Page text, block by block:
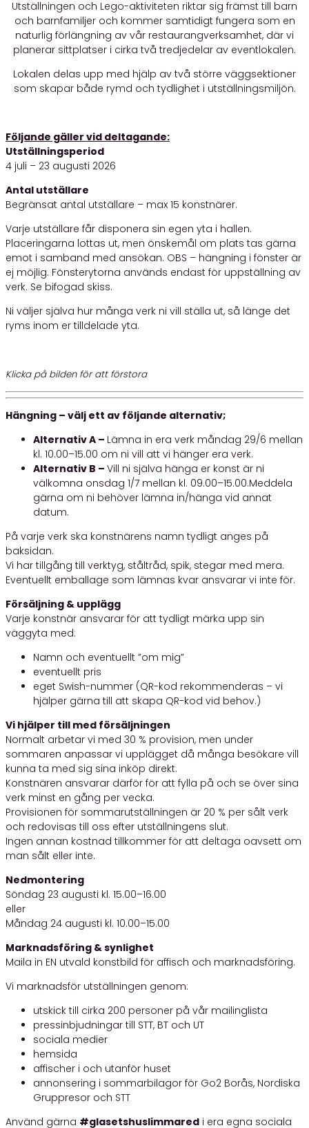
Utställningen och Lego-aktiviteten riktar sig främst till barn
och barnfamiljer och kommer samtidigt fungera som en
naturlig förlängning av vår restaurangverksamhet, där vi
planerar sittplatser i cirka två tredjedelar av eventlokalen.
Lokalen delas upp med hjälp av två större väggsektioner
som skapar både rymd och tydlighet i utställningsmiljön.
Följande gäller vid deltagande:
Utställningsperiod
4 juli – 23 augusti 2026
Antal utställare
Begränsat antal utställare – max 15 konstnärer.
Varje utställare får disponera sin egen yta i hallen.
Placeringarna lottas ut, men önskemål om plats tas gärna
emot i samband med ansökan. OBS – hängning i fönster är
ej möjlig. Fönsterytorna används endast för uppställning av
verk. Se bifogad skiss.
Ni väljer själva hur många verk ni vill ställa ut, så länge det
ryms inom er tilldelade yta.
Klicka på bilden för att förstora
Hängning – välj ett av följande alternativ;
Alternativ A – Lämna in era verk måndag 29/6 mellan
kl. 10.00–15.00 om ni vill att vi hänger era verk.
Alternativ B – Vill ni själva hänga er konst är ni
välkomna onsdag 1/7 mellan kl. 09.00–15.00.Meddela
gärna om ni behöver lämna in/hänga vid annat
datum.
På varje verk ska konstnärens namn tydligt anges på
baksidan.
Vi har tillgång till verktyg, ståltråd, spik, stegar med mera.
Eventuellt emballage som lämnas kvar ansvarar vi inte för.
Försäljning & upplägg
Varje konstnär ansvarar för att tydligt märka upp sin
väggyta med:
Namn och eventuellt ”om mig”
eventuellt pris
eget Swish-nummer (QR-kod rekommenderas – vi
hjälper gärna till att skapa QR-kod vid behov.)
Vi hjälper till med försäljningen
Normalt arbetar vi med 30 % provision, men under
sommaren anpassar vi upplägget då många besökare vill
kunna ta med sig sina inköp direkt.
Konstnären ansvarar därför för att fylla på och se över sina
verk minst en gång per vecka.
Provisionen för sommarutställningen är 20 % per sålt verk
och redovisas till oss efter utställningens slut.
Ingen annan kostnad tillkommer för att deltaga oavsett om
man sålt eller inte.
Nedmontering
Söndag 23 augusti kl. 15.00–16.00
eller
Måndag 24 augusti kl. 10.00–15.00
Marknadsföring & synlighet
Maila in EN utvald konstbild för affisch och marknadsföring.
Vi marknadsför utställningen genom:
utskick till cirka 200 personer på vår mailinglista
pressinbjudningar till STT, BT och UT
sociala medier
hemsida
affischer i och utanför huset
annonsering i sommarbilagor för Go2 Borås, Nordiska
Gruppresor och STT
Använd gärna #glasetshuslimmared i era egna sociala